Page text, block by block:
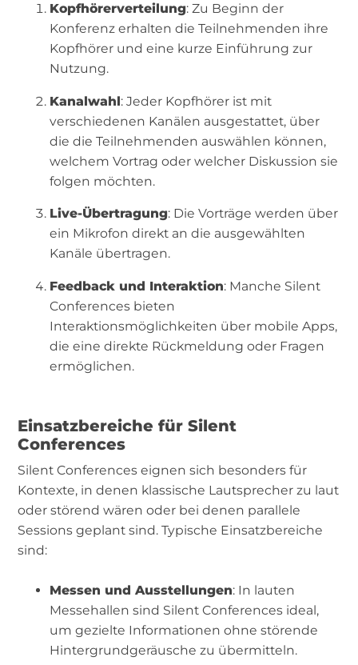
Kopfhörerverteilung: Zu Beginn der
Konferenz erhalten die Teilnehmenden ihre
Kopfhörer und eine kurze Einführung zur
Nutzung.
Kanalwahl: Jeder Kopfhörer ist mit
verschiedenen Kanälen ausgestattet, über
die die Teilnehmenden auswählen können,
welchem Vortrag oder welcher Diskussion sie
folgen möchten.
Live-Übertragung: Die Vorträge werden über
ein Mikrofon direkt an die ausgewählten
Kanäle übertragen.
Feedback und Interaktion: Manche Silent
Conferences bieten
Interaktionsmöglichkeiten über mobile Apps,
die eine direkte Rückmeldung oder Fragen
ermöglichen.
Einsatzbereiche für Silent
Conferences
Silent Conferences eignen sich besonders für
Kontexte, in denen klassische Lautsprecher zu laut
oder störend wären oder bei denen parallele
Sessions geplant sind. Typische Einsatzbereiche
sind:
Messen und Ausstellungen: In lauten
Messehallen sind Silent Conferences ideal,
um gezielte Informationen ohne störende
Hintergrundgeräusche zu übermitteln.